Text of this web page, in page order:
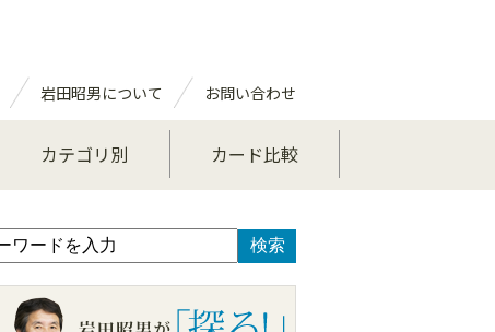
岩田昭男について お問い合わせ
カテゴリ別 カード比較